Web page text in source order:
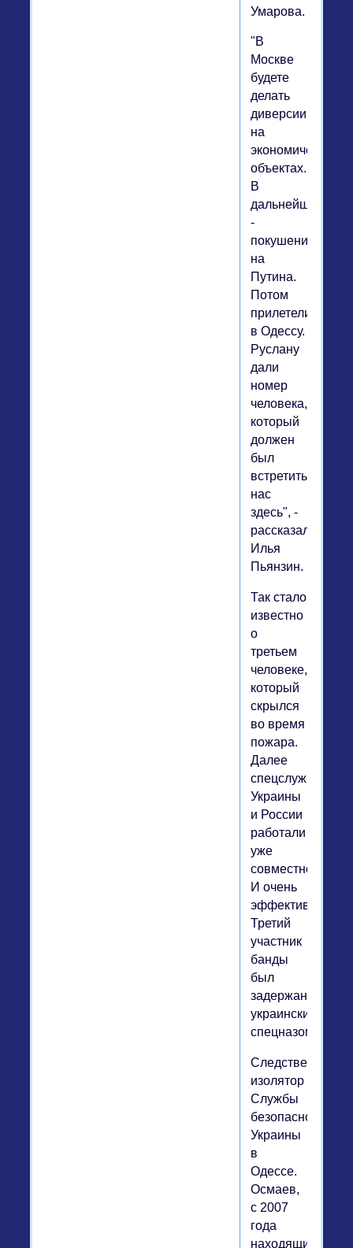
Умарова.
"В
Москве
будете
делать
диверсии
на
экономических
объектах.
В
дальнейшем
-
покушение
на
Путина.
Потом
прилетели
в Одессу.
Руслану
дали
номер
человека,
который
должен
был
встретить
нас
здесь", -
рассказал
Илья
Пьянзин.
Так стало
известно
о
третьем
человеке,
который
скрылся
во время
пожара.
Далее
спецслужбы
Украины
и России
работали
уже
совместно.
И очень
эффективно.
Третий
участник
банды
был
задержан
украинским
спецназом.
Следственный
изолятор
Службы
безопасности
Украины
в
Одессе.
Осмаев,
с 2007
года
находящийся